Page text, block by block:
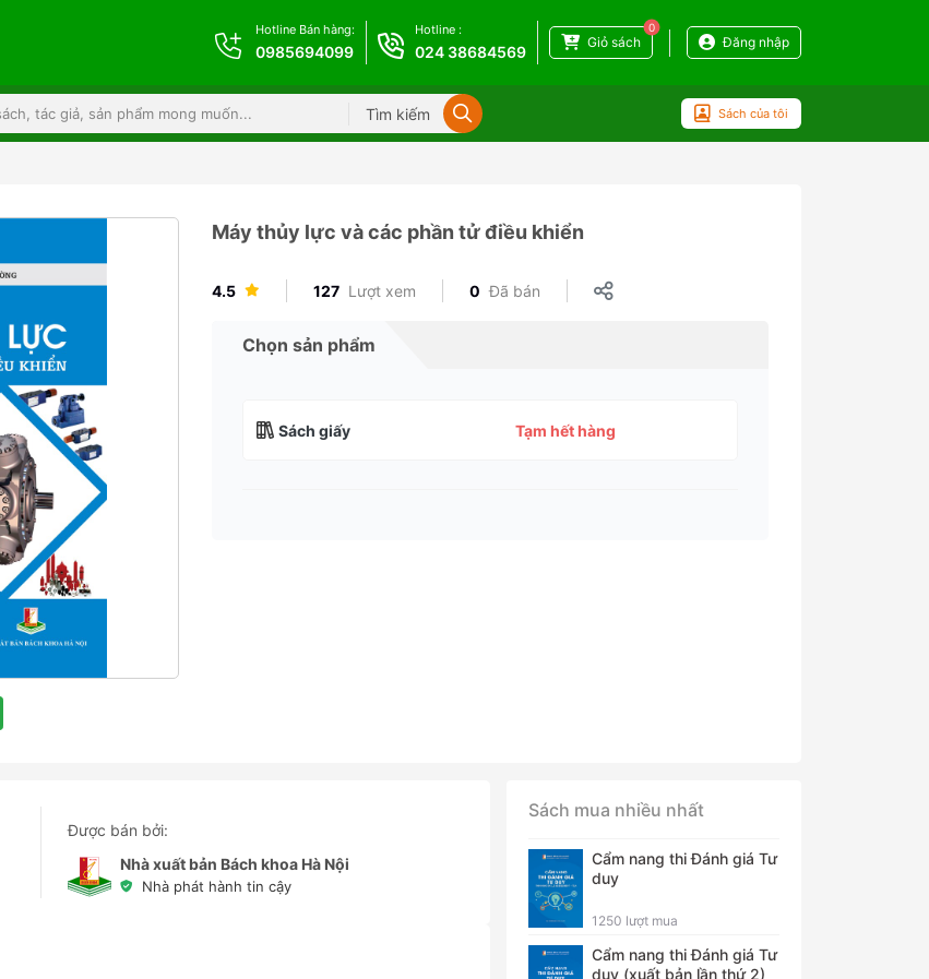
Hotline Bán hàng:
0985694099
Hotline :
024 38684569
0
Giỏ sách Đăng nhập
Tìm kiếm Sách của tôi
Máy thủy lực và các phần tử điều khiển
4.5 127 Lượt xem 0 Đã bán
Chọn sản phẩm
Sách giấy Tạm hết hàng
Được bán bởi:
Nhà xuất bản Bách khoa Hà Nội
Nhà phát hành tin cậy
Sách mua nhiều nhất
Cẩm nang thi Đánh giá Tư
duy
1250 lượt mua
Cẩm nang thi Đánh giá Tư
duy (xuất bản lần thứ 2)